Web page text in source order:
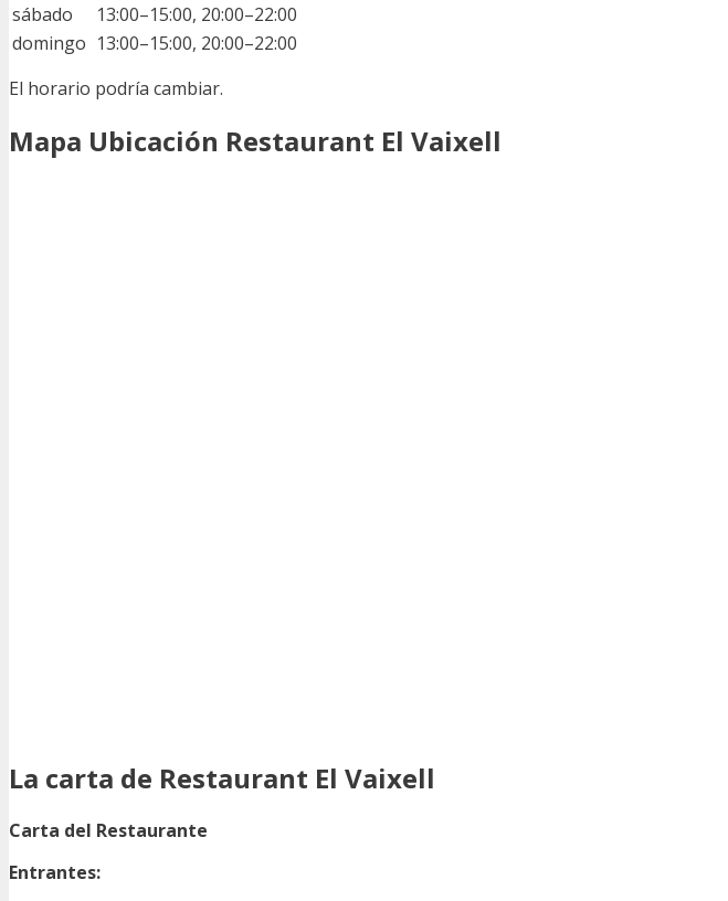
sábado
13:00–15:00, 20:00–22:00
domingo 13:00–15:00, 20:00–22:00
El horario podría cambiar.
Mapa Ubicación Restaurant El Vaixell
La carta de Restaurant El Vaixell
Carta del Restaurante
Entrantes: